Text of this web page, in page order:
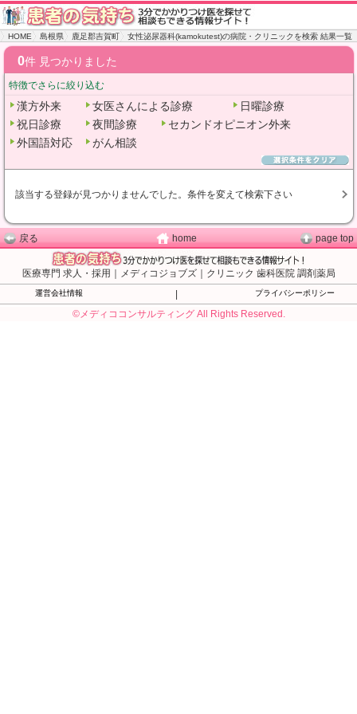
HOME 島根県 鹿足郡吉賀町 女性泌尿器科(kamokutest)の病院・クリニックを検索 結果一覧
0件 見つかりました
特徴でさらに絞り込む
漢方外来 女医さんによる診療
日曜診療
祝日診療
夜間診療
セカンドオピニオン外来
外国語対応
がん相談
該当する登録が見つかりませんでした。条件を変えて検索下さい
戻る home page top
医療専門 求人・採用｜メディコジョブズ｜クリニック 歯科医院 調剤薬局
運営会社情報 プライバシーポリシー
©メディココンサルティング All Rights Reserved.